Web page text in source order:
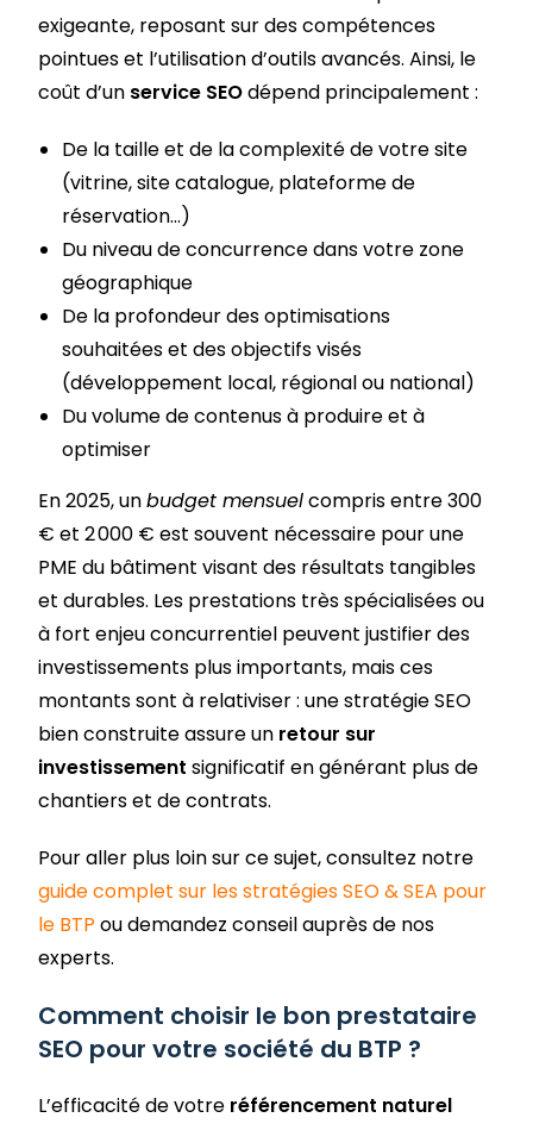
exigeante, reposant sur des compétences
pointues et l’utilisation d’outils avancés. Ainsi, le
coût d’un service SEOdépend principalement :
De la taille et de la complexité de votre site
(vitrine, site catalogue, plateforme de
réservation…)
Du niveau de concurrence dans votre zone
géographique
De la profondeur des optimisations
souhaitées et des objectifs visés
(développement local, régional ou national)
Du volume de contenus à produire et à
optimiser
En 2025, unbudget mensuelcompris entre 300
€ et 2 000 € est souvent nécessaire pour une
PME du bâtiment visant des résultats tangibles
et durables. Les prestations très spécialisées ou
à fort enjeu concurrentiel peuvent justifier des
investissements plus importants, mais ces
montants sont à relativiser : une stratégie SEO
bien construite assure un retour sur
investissement significatif en générant plus de
chantiers et de contrats.
Pour aller plus loin sur ce sujet, consultez notre
guide complet sur les stratégies SEO & SEA pour
le BTP ou demandez conseil auprès de nos
experts.
Comment choisir le bon prestataire
SEO pour votre société du BTP ?
L’efficacité de votre référencement naturel